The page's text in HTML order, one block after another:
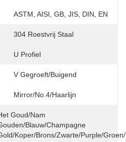
ASTM, AISI, GB, JIS, DIN, EN
304 Roestvrij Staal
U Profiel
V Gegroeft/Buigend
Mirror/No.4/haarlijn
Goud/nam
Blauw/Champagne
Koper/Brons/Zwarte/Purple/